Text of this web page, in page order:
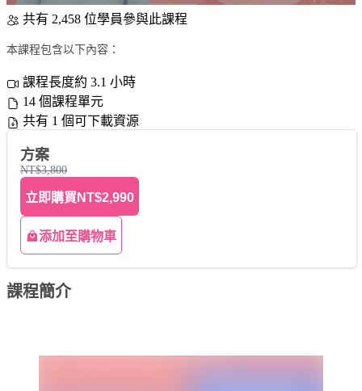
共有 2,458 位學員參與此課程
本課程包含以下內容：
課程長度約 3.1 小時
14 個課程單元
共有 1 個可下載資源
方案
NT$3,800
立即購買 NT$2,990
添加至購物車
課程簡介